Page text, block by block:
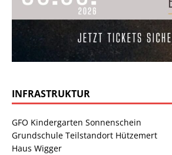
INFRASTRUKTUR
GFO Kindergarten Sonnenschein
Grundschule Teilstandort Hützemert
Haus Wigger